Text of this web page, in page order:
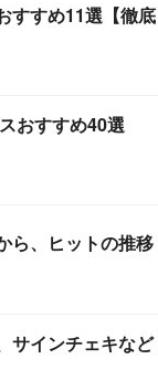
すすめ11選【徹底
おすすめ40選
ら、ヒットの推移
サインチェキなど